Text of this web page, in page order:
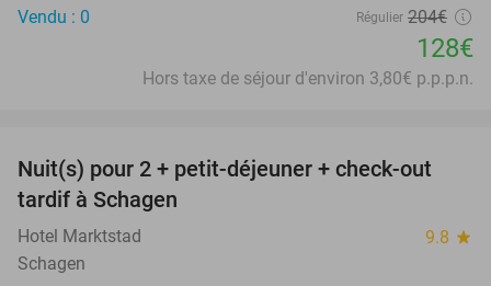
Vendu : 0
Régulier 204€
128€
Hors taxe de séjour d'environ 3,80€ p.p.p.n.
43%
Nuit(s) pour 2 + petit-déjeuner + check-out
tardif à Schagen
Hotel Marktstad 9.8 star
Schagen